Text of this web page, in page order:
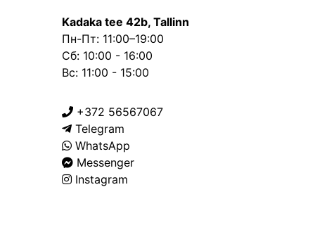
Kadaka tee 42b, Tallinn
Пн-Пт: 11:00–19:00
Сб: 10:00 - 16:00
Вс: 11:00 - 15:00
+372 56567067
Telegram
WhatsApp
Messenger
Instagram